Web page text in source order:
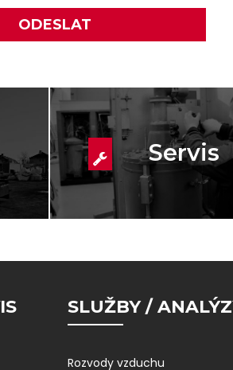
Servis
SLUŽBY /
Rozvody vzduchu